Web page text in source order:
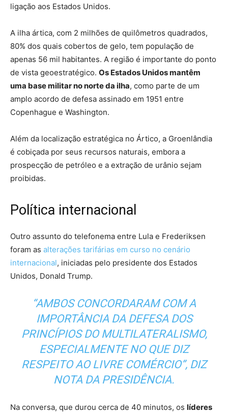
ligação aos Estados Unidos.
A ilha ártica, com 2 milhões de quilômetros quadrados,
80% dos quais cobertos de gelo, tem população de
apenas 56 mil habitantes. A região é importante do ponto
de vista geoestratégico. Os Estados Unidos mantêm
uma base militar no norte da ilha, como parte de um
amplo acordo de defesa assinado em 1951 entre
Copenhague e Washington.
Além da localização estratégica no Ártico, a Groenlândia
é cobiçada por seus recursos naturais, embora a
prospecção de petróleo e a extração de urânio sejam
proibidas.
Política internacional
Outro assunto do telefonema entre Lula e Frederiksen
foram as alterações tarifárias em curso no cenário
internacional, iniciadas pelo presidente dos Estados
Unidos, Donald Trump.
“AMBOS CONCORDARAM COM A
IMPORTÂNCIA DA DEFESA DOS
PRINCÍPIOS DO MULTILATERALISMO,
ESPECIALMENTE NO QUE DIZ
RESPEITO AO LIVRE COMÉRCIO”, DIZ
NOTA DA PRESIDÊNCIA.
Na conversa, que durou cerca de 40 minutos, os líderes